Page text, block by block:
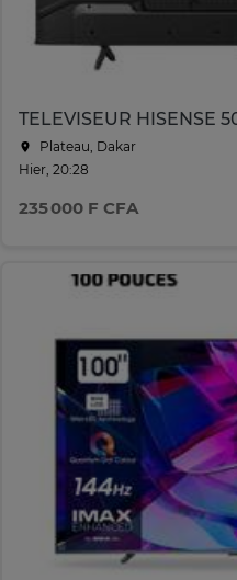
Plateau, Dakar
Hier, 20:28
235 000 F CFA